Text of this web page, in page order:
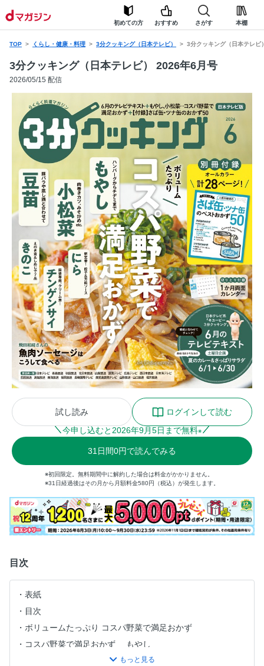
初めての方 おすすめ さがす 本棚
TOP くらし・健康・料理 3分クッキング（日本テレビ） 3分クッキング（日本テレビ
3分クッキング（日本テレビ） 2026年6月号
2026/05/15 配信
試し読み
ログインして読む
今申し込むと 2026年9月5日まで無料※
31 日間0円で読んでみる
※初回限定。無料期間中に解約した場合は料金がかかりません。
※31日経過後はその月から月額料金580円（税込）が発生します。
目次
表紙
目次
ボリュームたっぷり コスパ野菜で満足おかず
コスパ野菜で満足おかず もやし
コスパ野菜で満足おかず 小松菜